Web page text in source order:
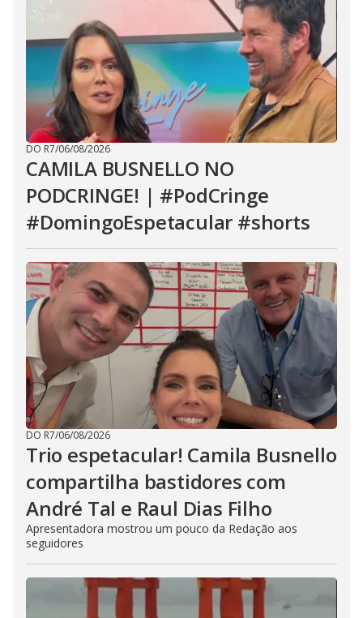
DO R7/06/08/2026
CAMILA BUSNELLO NO
PODCRINGE! | #PodCringe
#DomingoEspetacular #shorts
DO R7/06/08/2026
Trio espetacular! Camila Busnello
compartilha bastidores com
André Tal e Raul Dias Filho
Apresentadora mostrou um pouco da Redação aos
seguidores